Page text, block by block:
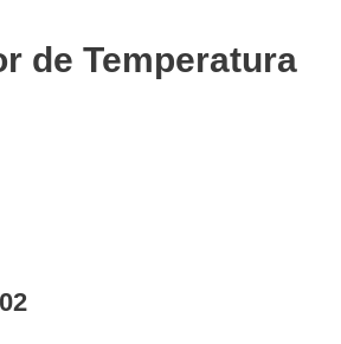
de Temperatura